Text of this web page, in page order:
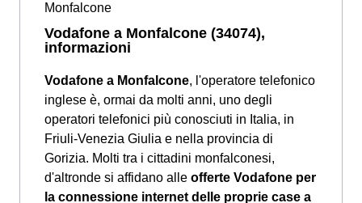
Monfalcone
Vodafone a Monfalcone (34074),
informazioni
Vodafone a Monfalcone, l'operatore telefonico
inglese è, ormai da molti anni, uno degli
operatori telefonici più conosciuti in Italia, in
Friuli-Venezia Giulia e nella provincia di
Gorizia. Molti tra i cittadini monfalconesi,
d'altronde si affidano alle offerte Vodafone per
la connessione internet delle proprie case a